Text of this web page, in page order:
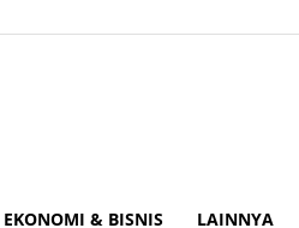
EKONOMI & BISNIS LAINNYA